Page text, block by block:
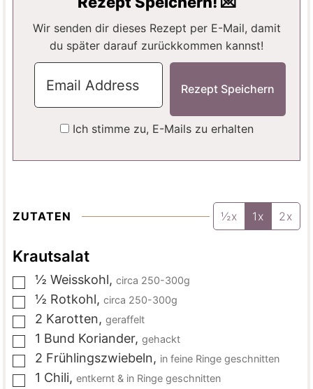
N N
E
Wir senden dir dieses Rezept per E-Mail, damit
du später darauf zurückkommen kannst!
Ich stimme zu, E-Mails zu erhalten
ZUTATEN ½x 1x 2x
Krautsalat
▢
½ Weisskohl, circa 250-300g
▢
½ Rotkohl, circa 250-300g
▢
2 Karotten, geraffelt
▢
1 Bund Koriander, gehackt
▢
2 Frühlingszwiebeln, in feine Ringe geschnitten
▢
1 Chili, entkernt & in Ringe geschnitten